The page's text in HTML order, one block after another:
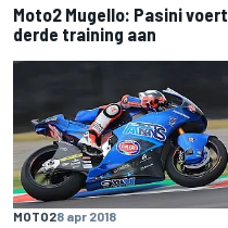
Moto2 Mugello: Pasini voert
derde training aan
MOTO28 apr 2018